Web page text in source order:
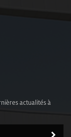
actualités à